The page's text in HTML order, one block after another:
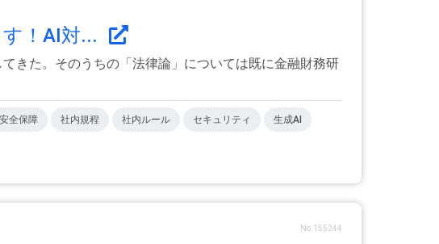
！AI対...
きた。そのうちの「法律論」については既に金融財務研
安全保障 社内規程 社内ルール セキュリティ 生成AI
No.155244